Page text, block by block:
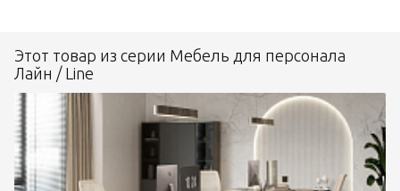
Этот товар из серии Мебель для персонала
Лайн / Line